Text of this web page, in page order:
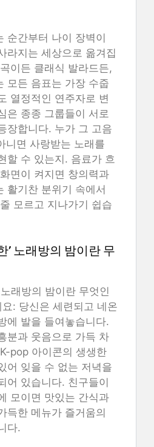
순간부터 나이 장벽이
라지는 세상으로 옮겨집
이든 클래식 발라드든,
모든 음표는 가장 수줍
열정적인 연주자로 변
은 종종 그룹들이 서로
장합니다. 누가 그 고음
니면 사랑받는 노래를
할 수 있는지. 음료가 흐
면이 켜지면 창의력과
활기찬 분위기 속에서
모르고 지나가기 쉽습
’ 노래방의 밤이란 무
노래방의 밤이란 무엇인
: 당신은 세련되고 네온
에 발을 들여놓습니다.
분과 웃음으로 가득 차
pop 아이콘의 생생한
어 잊을 수 없는 저녁을
어 있습니다. 친구들이
모이면 맛있는 간식과
득한 메뉴가 즐거움의
다.